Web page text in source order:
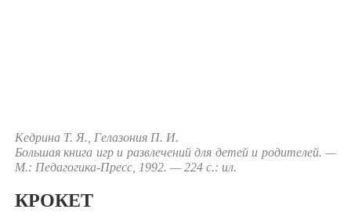
Кедрина Т. Я., Гелазония П. И.
Большая книга игр и развлечений для детей и роди­телей. —
М.: Педагогика-Пресс, 1992. — 224 с.: ил.
КРОКЕТ